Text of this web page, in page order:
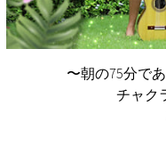
〜朝の75分で
チャク